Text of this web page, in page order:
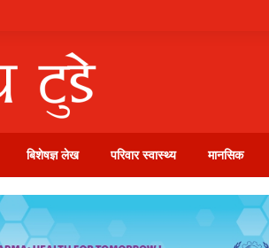
बिशेषज्ञ लेख परिवार स्वास्थ्य मानसिक